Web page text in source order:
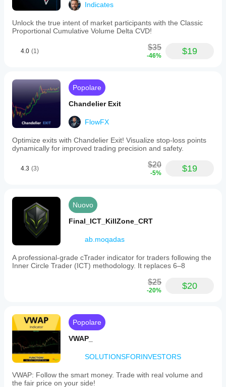
Indicates
Unlock the true intent of market participants with the Classic
Proportional Cumulative Volume Delta CVD!
4.0 (1) $35
-46% $19
Popolare
Chandelier Exit
FlowFX
Optimize exits with Chandelier Exit! Visualize stop-loss points
dynamically for improved trading precision and safety.
4.3 (3) $20
-5% $19
Nuovo
Final_ICT_KillZone_CRT
ab.moqadas
A professional-grade cTrader indicator for traders following the
Inner Circle Trader (ICT) methodology. It replaces 6–8
$25
-20% $20
Popolare
VWAP_
SOLUTIONSFORINVESTORS
VWAP: Follow the smart money. Trade with real volume and
the fair price on your side!